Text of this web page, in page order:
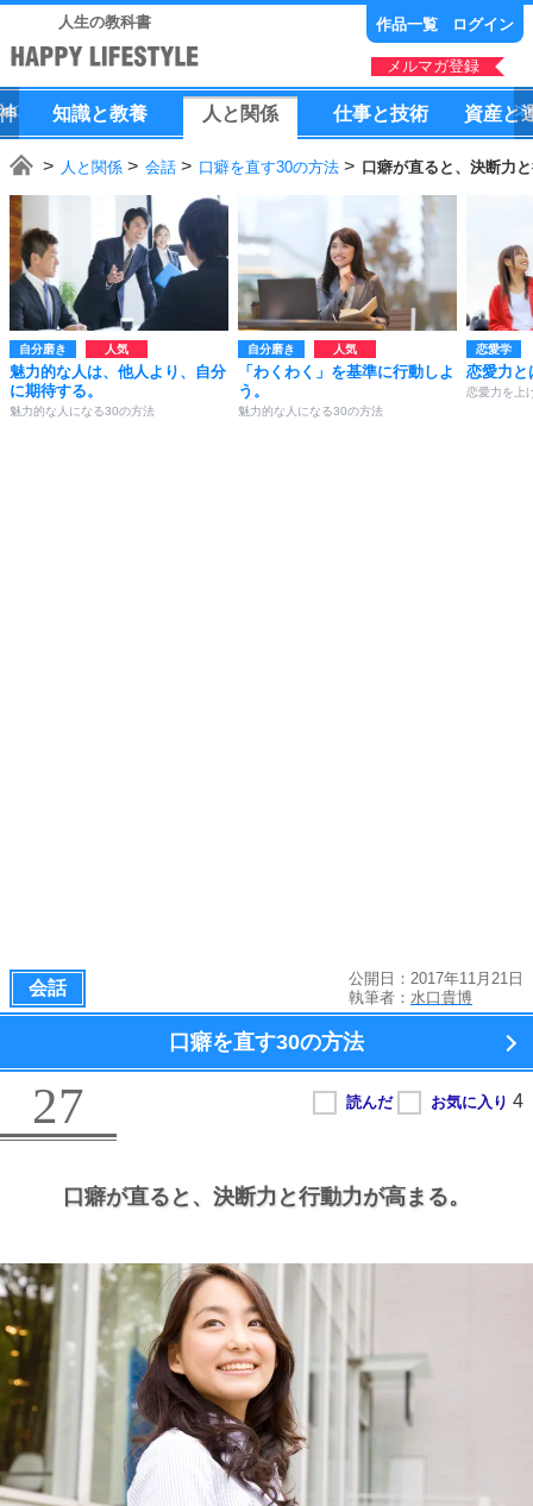
人生の教科書 作品一覧 ログイン
メルマガ登録
知識と教養 人 と 関係 仕事と技術 資産と
人と関係 会話 口癖を直す30の方法 口癖が直ると、決断力
自分磨き
魅力的な人は、他人より、自分
に期待する。
魅力的な人になる30の方法
自分磨き
「わくわく」を基準に行動しよ
う。
魅力的な人になる30の方法
恋愛学
恋愛力と
恋愛力を上
会話
公開日：2017年11月21日
執筆者： 水口貴博
口癖を直す30の方法
27
口癖が直ると、 決断力と行動力が高まる。